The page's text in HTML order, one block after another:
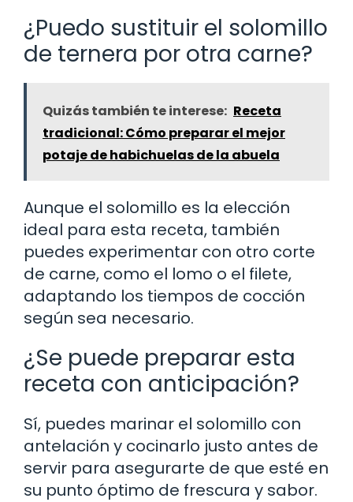
¿Puedo sustituir el solomillo
de ternera por otra carne?
Quizás también te interese: Receta
tradicional: Cómo preparar el mejor
potaje de habichuelas de la abuela
Aunque el solomillo es la elección
ideal para esta receta, también
puedes experimentar con otro corte
de carne, como el lomo o el filete,
adaptando los tiempos de cocción
según sea necesario.
¿Se puede preparar esta
receta con anticipación?
Sí, puedes marinar el solomillo con
antelación y cocinarlo justo antes de
servir para asegurarte de que esté en
su punto óptimo de frescura y sabor.